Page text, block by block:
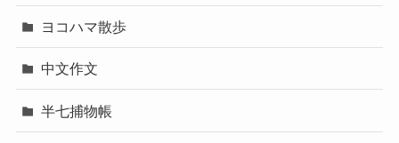
ヨコハマ散歩
中文作文
半七捕物帳